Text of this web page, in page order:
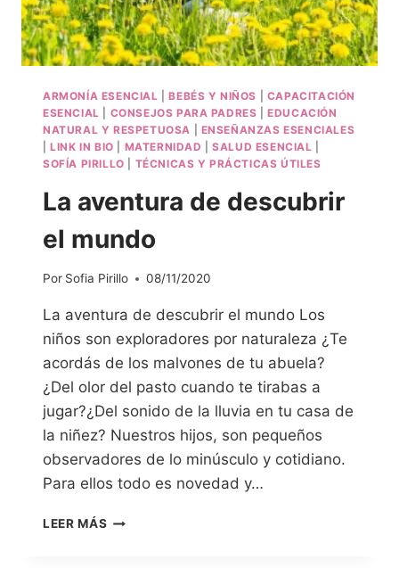
ARMONÍA ESENCIAL |BEBÉS Y NIÑOS
CAPACITACIÓN
ESENCIAL
CONSEJOS PARA PADRES |EDUCACIÓN
NATURAL Y RESPETUOSA
ENSEÑANZAS ESENCIALES
|LINK IN BIO MATERNIDAD |SALUD ESENCIAL
SOFÍA PIRILLO
TÉCNICAS Y PRÁCTICAS ÚTILES
La aventura de descubrir
el mundo
Por Sofia Pirillo 08/11/2020
La aventura de descubrir el mundo Los
niños son exploradores por naturaleza ¿Te
acordás de los malvones de tu abuela?
¿Del olor del pasto cuando te tirabas a
jugar?¿Del sonido de la lluvia en tu casa de
la niñez? Nuestros hijos, son pequeños
observadores de lo minúsculo y cotidiano.
Para ellos todo es novedad y…
LEER MÁS